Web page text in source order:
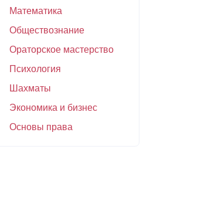
Математика
Обществознание
Ораторское мастерство
Психология
Шахматы
Экономика и бизнес
Основы права